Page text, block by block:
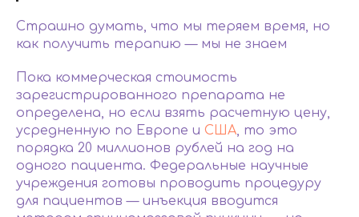
Страшно думать, что мы теряем время, но
как получить терапию — мы не знаем
Пока коммерческая стоимость
зарегистрированного препарата не
определена, но если взять расчетную цену,
усредненную по Европе и США, то это
порядка 20 миллионов рублей на год на
одного пациента. Федеральные научные
учреждения готовы проводить процедуру
для пациентов — инъекция вводится